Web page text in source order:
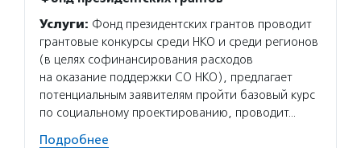
Услуги: Фонд президентских грантов проводит
грантовые конкурсы среди НКО и среди регионов
(в целях софинансирования расходов
на оказание поддержки СО НКО), предлагает
потенциальным заявителям пройти базовый курс
по социальному проектированию, проводит…
Подробнее